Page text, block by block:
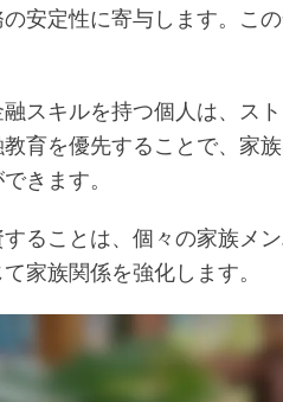
安定性に寄与します。こ
スキルを持つ個人は、ス
育を優先することで、家
きます。
ることは、個々の家族メ
家族関係を強化します。